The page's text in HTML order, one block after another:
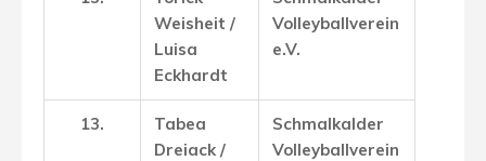
Weisheit /
Luisa
Eckhardt
Volleyballverein
e.V.
13.
Tabea
Dreiack /
Schmalkalder
Volleyballverein